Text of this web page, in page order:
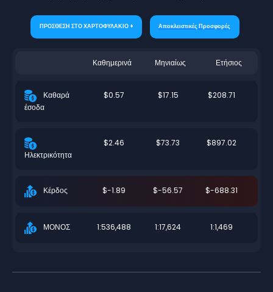
ΠΡΟΣΘΕΣΗ ΣΤΟ ΧΑΡΤΟΦΥΛΑΚΙΟ + Αποκλειστικές Προσφορές
Καθημερινά Μηνιαίως Ετήσιος
Καθαρά
έσοδα
$0.57 $17.15 $208.71
Ηλεκτρικότητα
$2.46 $73.73 $897.02
Κέρδος $-1.89 $-56.57 $-688.31
ΜΟΝΟΣ 1:536,488 1:17,624 1:1,469